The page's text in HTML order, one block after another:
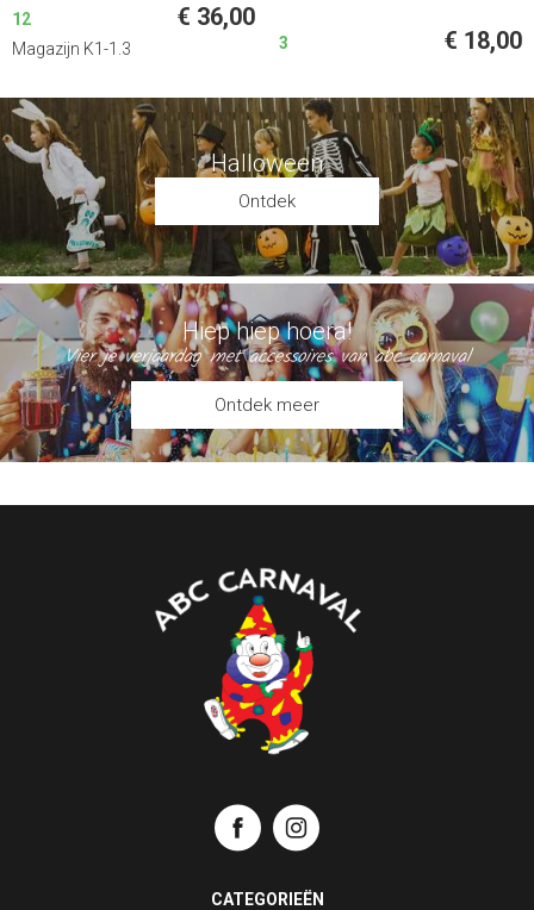
12 € 36,00
Magazijn K1-1.3 3 € 18,00
Halloween
Ontdek
Hiep hiep hoera!
Vier je verjaardag met accessoires van abc carnaval
Ontdek meer
CATEGORIEËN